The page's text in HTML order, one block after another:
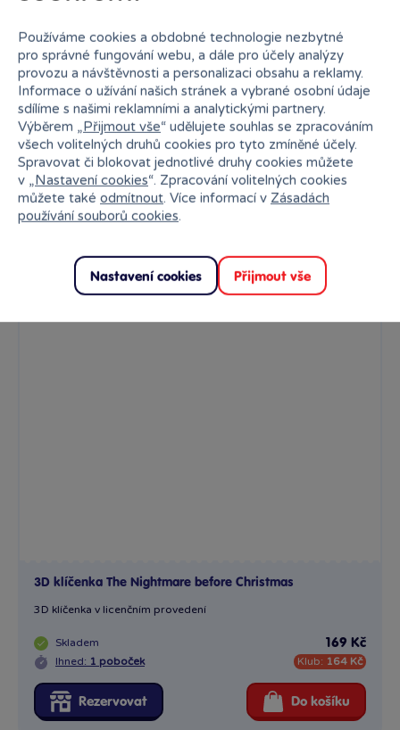
3D klíčenka Spiderman
3D klíčenka v licenčním provedení
Skladem
Ihned:1 poboček
169 Kč
Klub: 164 Kč
3D klíčenka The Nightmare before Christmas
3D klíčenka v licenčním provedení
Skladem
Ihned: 1 poboček
169 Kč
Klub: 164 Kč
Rezervovat Do košíku
Používáme cookies a obdobné technologie nezbytné
pro správné fungování webu, a dále pro účely analýzy
provozu a návštěvnosti a personalizaci obsahu a reklamy.
Informace o užívání našich stránek a vybrané osobní údaje
sdílíme s našimi reklamními a analytickými partnery.
Výběrem „Přijmout vše“ udělujete souhlas se zpracováním
všech volitelných druhů cookies pro tyto zmíněné účely.
Spravovat či blokovat jednotlivé druhy cookies můžete
v „Nastavení cookies“. Zpracování volitelných cookies
můžete také odmítnout. Více informací v Zásadách
používání souborů cookies.
Nastavení cookies Přijmout vše